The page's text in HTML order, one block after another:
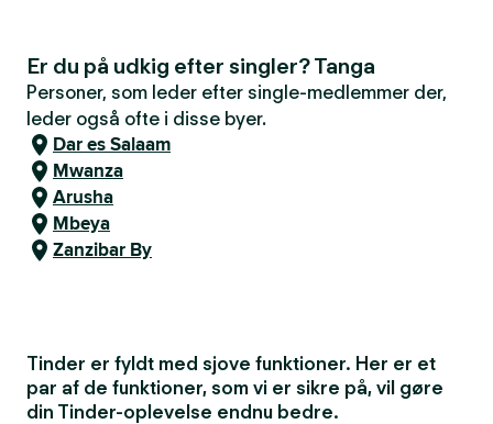
Er du på udkig efter singler? Tanga
Personer, som leder efter single-medlemmer der,
leder også ofte i disse byer.
Dar es Salaam
Mwanza
Arusha
Mbeya
Zanzibar By
Tinder er fyldt med sjove funktioner. Her er et
par af de funktioner, som vi er sikre på, vil gøre
din Tinder-oplevelse endnu bedre.